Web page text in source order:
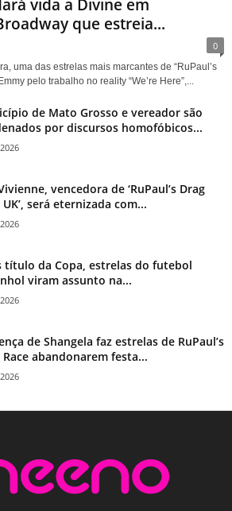
vida a Divine em
que estreia...
0
uma das estrelas mais marcantes de “RuPaul’s
pelo trabalho no reality “We’re Here”,...
de Mato Grosso e vereador são
por discursos homofóbicos...
vencedora de ‘RuPaul’s Drag
UK’, será eternizada com...
título da Copa, estrelas do futebol
viram assunto na...
de Shangela faz estrelas de RuPaul’s
Race abandonarem festa...